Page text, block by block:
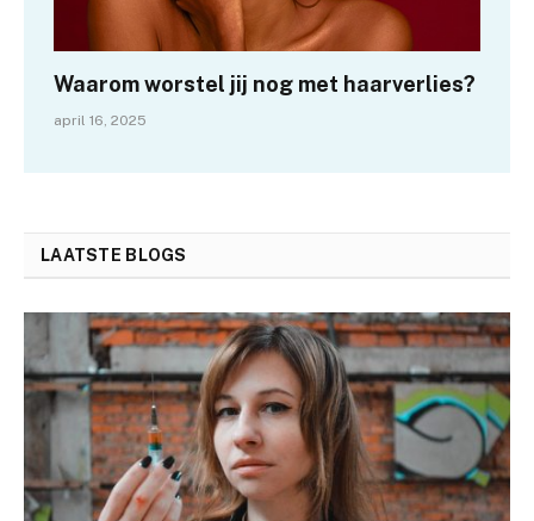
Waarom worstel jij nog met haarverlies?
april 16, 2025
LAATSTE BLOGS